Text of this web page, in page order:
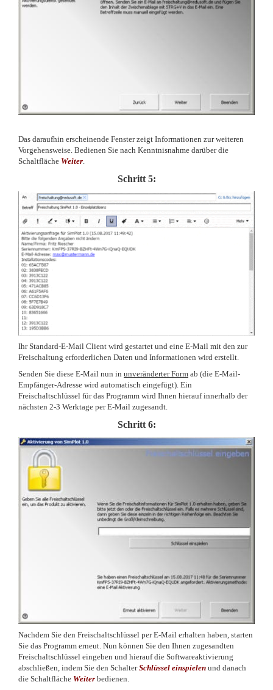
Das daraufhin erscheinende Fenster zeigt Informationen zur weiteren
Vorgehensweise. Bedienen Sie nach Kenntnisnahme darüber die
Schaltfläche Weiter
Schritt 5:
Ihr Standard-E-Mail Client wird gestartet und eine E-Mail mit den zur
Freischaltung erforderlichen Daten und Informationen wird erstellt.
Senden Sie diese E-Mail nun in unveränderter Form ab (die E-Mail-
Empfänger-Adresse wird automatisch eingefügt). Ein
Freischaltschlüssel für das Programm wird Ihnen hierauf innerhalb der
nächsten 2-3 Werktage per E-Mail zugesandt.
Schritt 6:
Nachdem Sie den Freischaltschlüssel per E-Mail erhalten haben, starten
Sie das Programm erneut. Nun können Sie den Ihnen zugesandten
Freischaltschlüssel eingeben und hierauf die Softwareaktivierung
abschließen, indem Sie den SchalterSchlüssel einspielen und danach
die Schaltfläche Weiter bedienen.